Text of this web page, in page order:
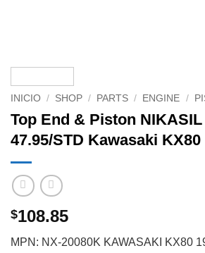
INICIO / SHOP / PARTS / ENGINE /
Top End & Piston
47.95/STD Kawasaki KX80
$108.85
MPN: NX-20080K KAWASAKI KX80